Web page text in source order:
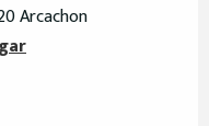
Arcachon